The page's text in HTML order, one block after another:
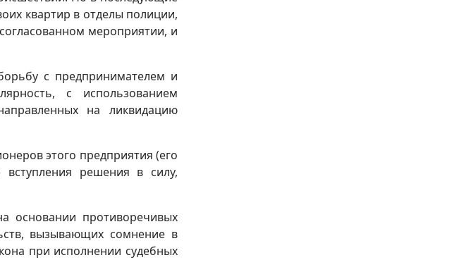
квартир в отделы полиции,
мероприятии, и
с предпринимателем и
с использованием
на ликвидацию
этого предприятия (его
решения в силу,
основании противоречивых
вызывающих сомнение в
при исполнении судебных